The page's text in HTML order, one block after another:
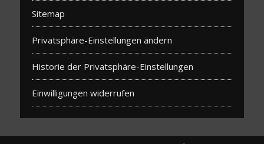
Sitemap
Privatsphäre-Einstellungen ändern
Historie der Privatsphäre-Einstellungen
Einwilligungen widerrufen